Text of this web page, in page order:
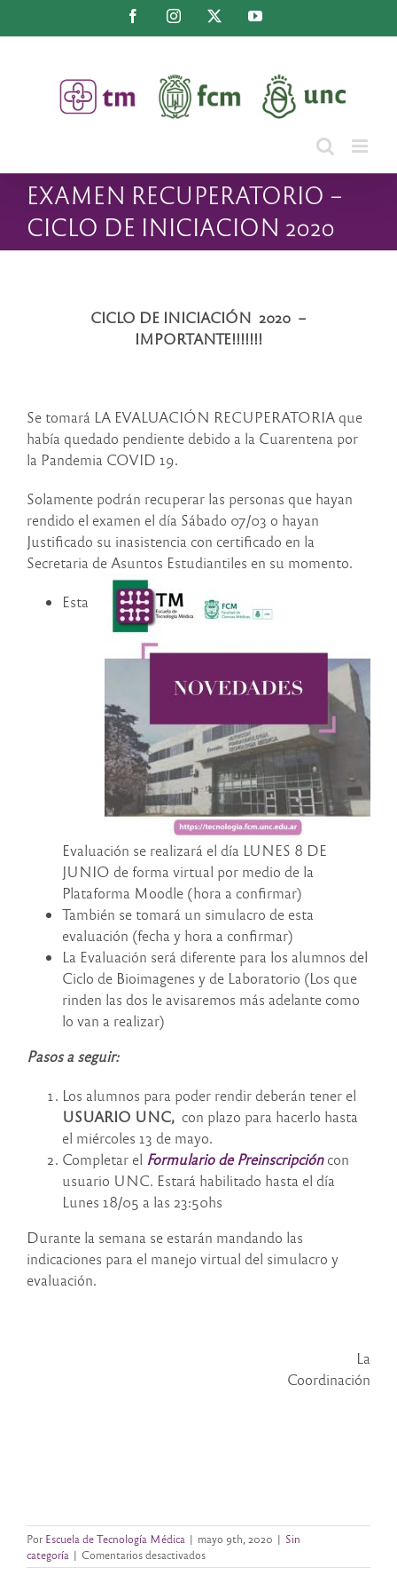
FacebookInstagram YouTube
EXAMEN RECUPERATORIO –
CICLO DE INICIACION 2020
CICLO DE INICIACIÓN 2020 –
IMPORTANTE!!!!!!!
Se tomará LA EVALUACIÓN RECUPERATORIA que
había quedado pendiente debido a la Cuarentena por
la Pandemia COVID 19.
Solamente podrán recuperar las personas que hayan
rendido el examen el día Sábado 07/03 o hayan
Justificado su inasistencia con certificado en la
Secretaria de Asuntos Estudiantiles en su momento.
Esta
Evaluación se realizará el día LUNES 8 DE
JUNIO de forma virtual por medio de la
Plataforma Moodle (hora a confirmar)
También se tomará un simulacro de esta
evaluación (fecha y hora a confirmar)
La Evaluación será diferente para los alumnos del
Ciclo de Bioimagenes y de Laboratorio (Los que
rinden las dos le avisaremos más adelante como
lo van a realizar)
Pasos a seguir:
Los alumnos para poder rendir deberán tener el
USUARIO UNC, con plazo para hacerlo hasta
el miércoles 13 de mayo.
Completar el Formulario de Preinscripción con
usuario UNC. Estará habilitado hasta el día
Lunes 18/05 a las 23:50hs
Durante la semana se estarán mandando las
indicaciones para el manejo virtual del simulacro y
evaluación.
La
Coordinación
PorEscuela de Tecnología Médica | mayo 9th, 2020 | Sin
categoría | Comentarios desactivadosen
EXAMEN